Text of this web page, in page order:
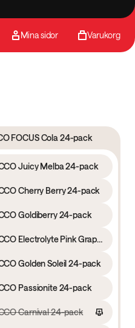
Mina sidor Varukorg
FOCUS Cola 24-pack
Juicy Melba 24-pack
Cherry Berry 24-pack
Goldiberry 24-pack
NOCCO Electrolyte Pink Grape 24-pack
Golden Soleil 24-pack
Passionite 24-pack
Carnival 24-pack